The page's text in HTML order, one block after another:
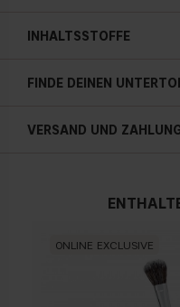
3 g / 0,10 oz
INHALTSSTOFFE
FINDE DEINEN
Blauer,
Kein
VERSAND UND
ONLINE EXCLUSIVE